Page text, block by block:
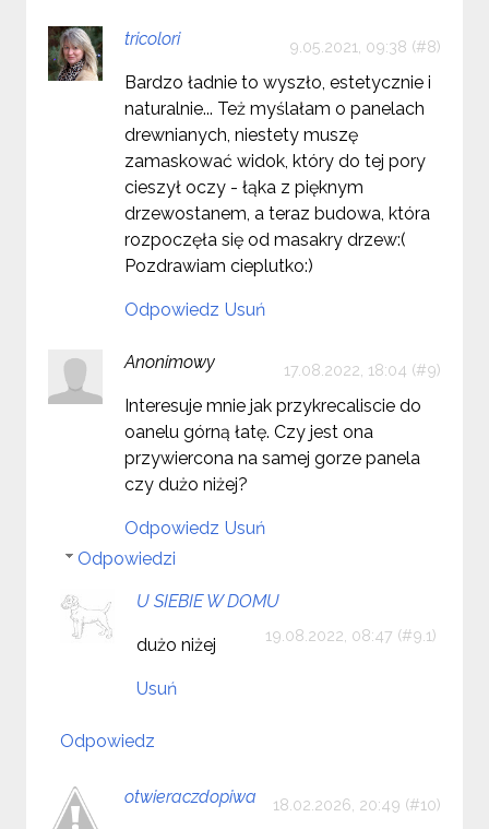
tricolori 9.05.2021, 09:38
Bardzo ładnie to wyszło, estetycznie i
naturalnie... Też myślałam o panelach
drewnianych, niestety muszę
zamaskować widok, który do tej pory
cieszył oczy - łąka z pięknym
drzewostanem, a teraz budowa, która
rozpoczęła się od masakry drzew:(
Pozdrawiam cieplutko:)
Odpowiedz Usuń
Anonimowy 17.08.2022, 18:04
Interesuje mnie jak przykrecaliscie do
oanelu górną łatę. Czy jest ona
przywiercona na samej gorze panela
czy dużo niżej?
Odpowiedz Usuń
Odpowiedzi
U SIEBIE W DOMU
19.08.2022, 08:47
dużo niżej
Usuń
Odpowiedz
otwieraczdopiwa 18.02.2026, 20:49